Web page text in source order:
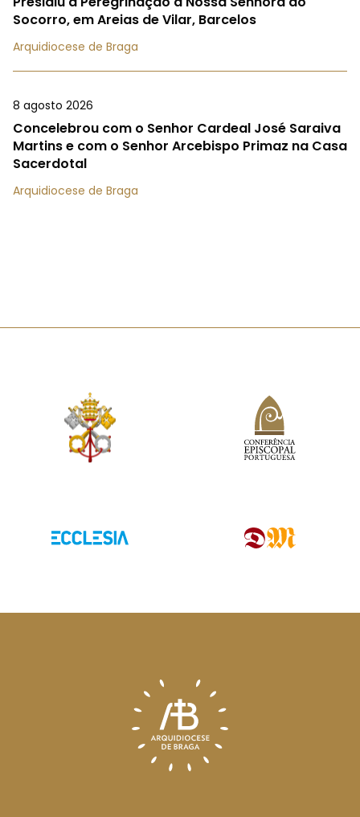
Socorro, em Areias de Vilar, Barcelos
Arquidiocese de Braga
8 agosto 2026
Concelebrou com o Senhor Cardeal José Saraiva
Martins e com o Senhor Arcebispo Primaz na Casa
Sacerdotal
Arquidiocese de Braga